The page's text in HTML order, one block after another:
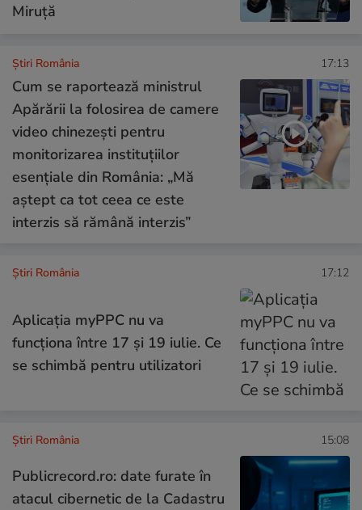
Miruță
Știri România 17:13
Cum se raportează ministrul
Apărării la folosirea de camere
video chinezești pentru
monitorizarea instituțiilor
esențiale din România: „Mă
aștept ca tot ceea ce este
interzis să rămână interzis”
Știri România 17:12
Aplicația myPPC nu va
funcționa între 17 și 19 iulie. Ce
se schimbă pentru utilizatori
Știri România 15:08
Publicrecord.ro: date furate în
atacul cibernetic de la Cadastru